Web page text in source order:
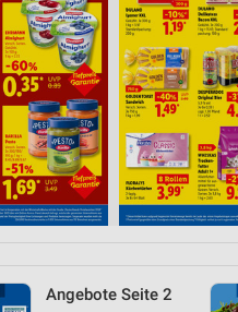
Angebote Seite 2